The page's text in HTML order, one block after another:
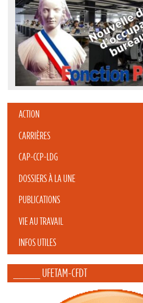
ACTION
CARRIÈRES
CAP-CCP-LDG
DOSSIERS À LA UNE
PUBLICATIONS
VIE AU TRAVAIL
INFOS UTILES
_____ UFETAM-CFDT